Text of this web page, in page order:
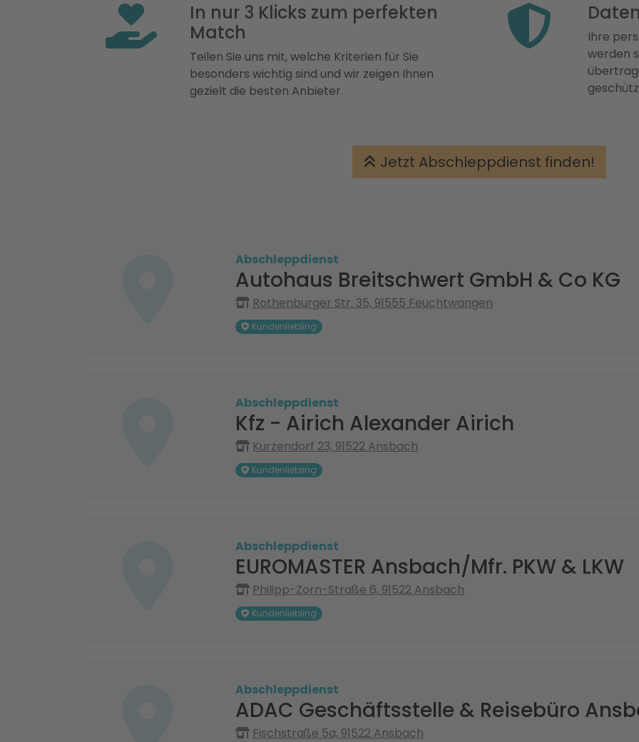
In nur 3 Klicks zum perfekten
Match
Teilen Sie uns mit, welche Kriterien für Sie
besonders wichtig sind und wir zeigen Ihnen
gezielt die besten Anbieter.
Ihre
werden
Jetzt Abschleppdienst finden!
Abschleppdienst
Autohaus Breitschwert GmbH & Co KG
Rothenburger Str. 35, 91555 Feuchtwangen
Kundenliebling
Abschleppdienst
Kfz - Airich Alexander Airich
Kurzendorf 23, 91522 Ansbach
Kundenliebling
Abschleppdienst
EUROMASTER Ansbach/Mfr. PKW & LKW
Philipp-Zorn-Straße 6, 91522 Ansbach
Kundenliebling
Abschleppdienst
ADAC Geschäftsstelle & Reisebüro
Fischstraße 5a, 91522 Ansbach